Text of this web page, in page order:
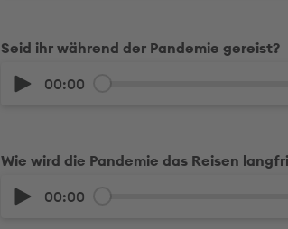
Seid ihr während der Pandemie gereist?
00:00
Wie wird die Pandemie das Reisen
00:00